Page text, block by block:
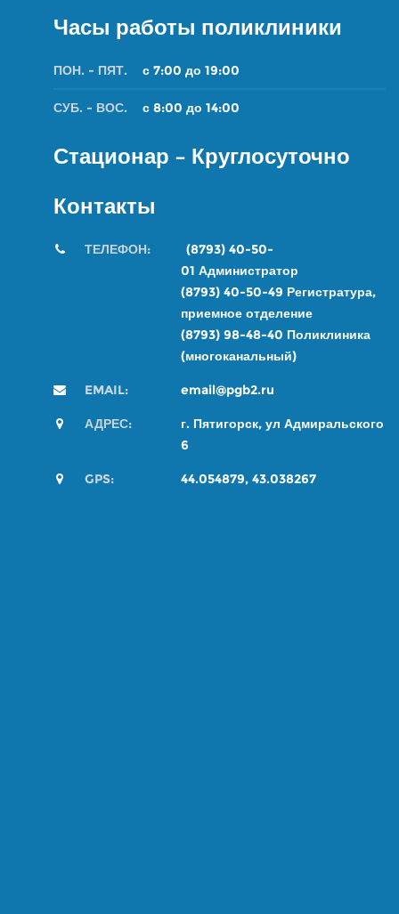
Часы работы поликлиники
ПОН. - ПЯТ. с 7:00 до 19:00
СУБ. - ВОС. с 8:00 до 14:00
Стационар – Круглосуточно
Контакты
ТЕЛЕФОН: (8793) 40-50-
01 Администратор
(8793) 40-50-49 Регистратура,
приемное отделение
(8793) 98-48-40 Поликлиника
(многоканальный)
EMAIL: email@pgb2.ru
АДРЕС:
г. Пятигорск, ул Адмиральского
6
GPS: 44.054879, 43.038267